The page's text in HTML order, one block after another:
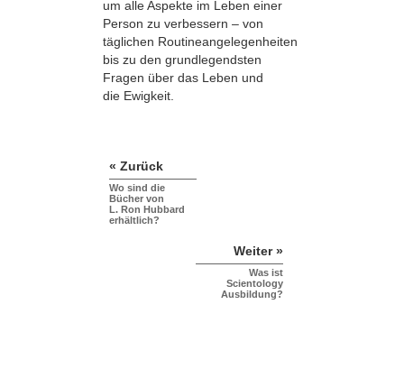
um alle Aspekte im Leben einer
Person zu verbessern – von
täglichen Routineangelegenheiten
bis zu den grundlegendsten
Fragen über das Leben und
die Ewigkeit.
« Zurück
Wo sind die
Bücher von
L. Ron Hubbard
erhältlich?
Weiter »
Was ist
Scientology
Ausbildung?